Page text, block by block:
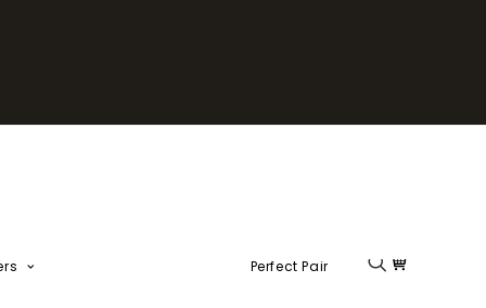
Claude Monet
Perfect Pair